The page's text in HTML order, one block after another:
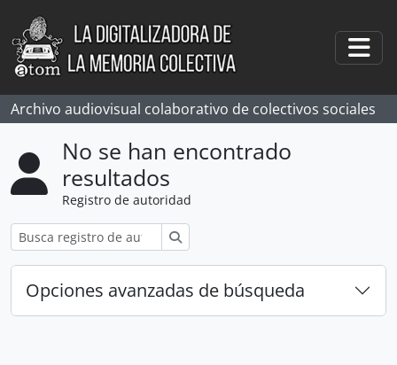
Skip to main content
Archivo audiovisual colaborativo de colectivos sociales
No se han encontrado
resultados
Registro de autoridad
Opciones avanzadas de búsqueda